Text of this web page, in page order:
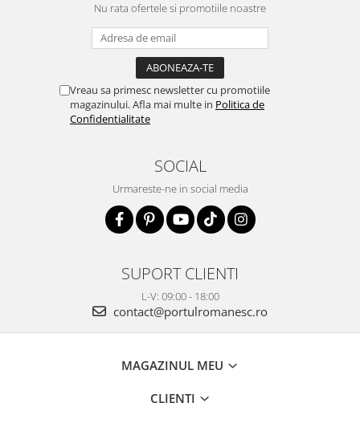
Nu rata ofertele si promotiile noastre
Vreau sa primesc newsletter cu promotiile
magazinului. Afla mai multe in Politica de
Confidentialitate
SOCIAL
Urmareste-ne in social media
SUPORT CLIENTI
L-V: 09:00 - 18:00
contact@portulromanesc.ro
MAGAZINUL MEU
CLIENTI